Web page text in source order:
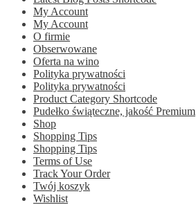
My Account
My Account
O firmie
Obserwowane
Oferta na wino
Polityka prywatności
Polityka prywatności
Product Category Shortcode
Pudełko świąteczne, jakość Premium
Shop
Shopping Tips
Shopping Tips
Terms of Use
Track Your Order
Twój koszyk
Wishlist